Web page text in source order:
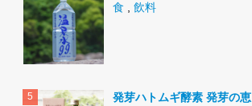
食 , 飲料
発芽ハトムギ酵素 発芽の恵